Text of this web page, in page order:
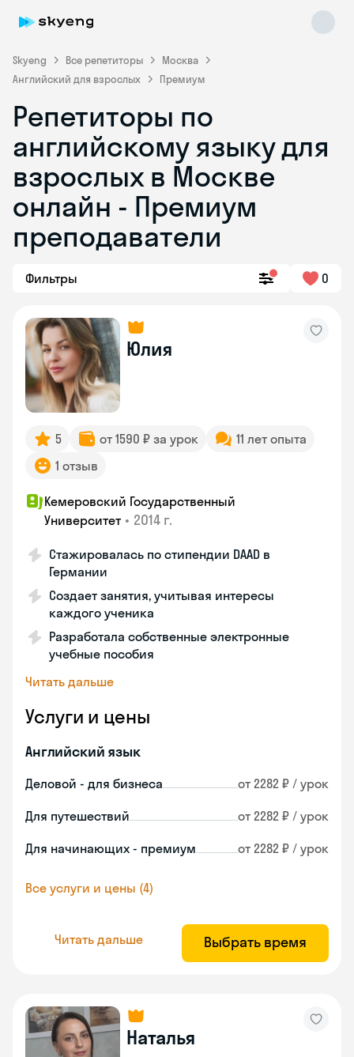
Skyeng Все репетиторы
Москва
Английский для взрослых
Премиум
Репетиторы по
английскому языку для
взрослых в Москве
онлайн - Премиум
преподаватели
Фильтры 0
Юлия
5 от 1590 ₽ за урок
11 лет опыта
1 отзыв
Кемеровский Государственный
Университет • 2014 г.
Стажировалась по стипендии DAAD в
Германии
Создает занятия, учитывая интересы
каждого ученика
Разработала собственные электронные
учебные пособия
Читать дальше
Услуги и цены
Английский язык
Деловой - для бизнеса от 2282 ₽ / урок
Для путешествий от 2282 ₽ / урок
Для начинающих - премиум от 2282 ₽ / урок
Все услуги и цены (4)
Читать дальше Выбрать время
Наталья
Skyeng Chat